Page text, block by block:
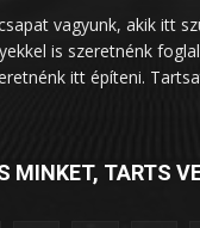
vagyunk, akik itt
is szeretnénk
itt építeni.
MINKET, TARTS